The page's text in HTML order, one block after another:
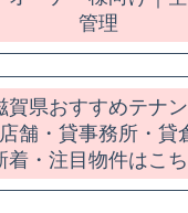
管理
賀県おすすめテナ
舗・貸事務所・貸
着・注目物件はこ